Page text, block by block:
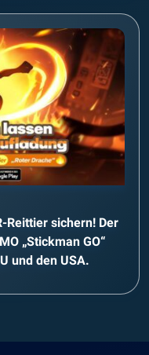
Reittier sichern! Der
„Stickman GO“
und den USA.